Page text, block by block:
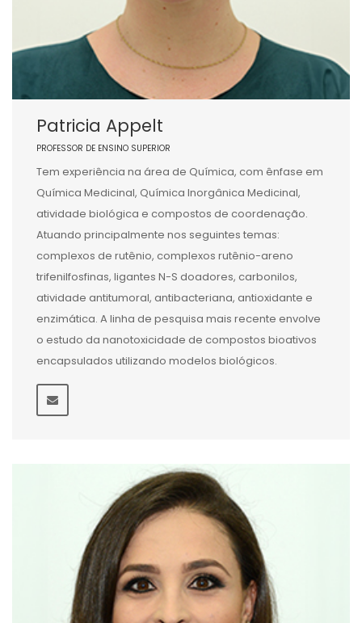
Patricia Appelt
PROFESSOR DE ENSINO SUPERIOR
Tem experiência na área de Química, com ênfase em
Química Medicinal, Química Inorgânica Medicinal,
atividade biológica e compostos de coordenação.
Atuando principalmente nos seguintes temas:
complexos de rutênio, complexos rutênio-areno
trifenilfosfinas, ligantes N-S doadores, carbonilos,
atividade antitumoral, antibacteriana, antioxidante e
enzimática. A linha de pesquisa mais recente envolve
o estudo da nanotoxicidade de compostos bioativos
encapsulados utilizando modelos biológicos.